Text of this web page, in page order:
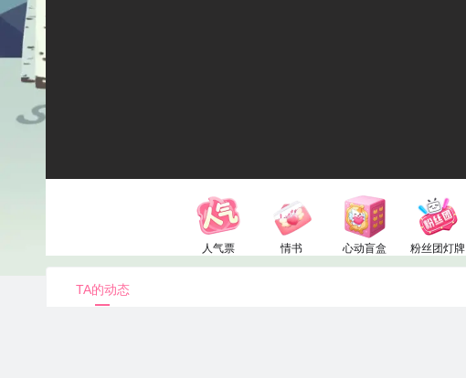
人气票
1电池
情书
52电池
心动盲盒
150电池
粉丝团灯牌
1电池
TA的动态